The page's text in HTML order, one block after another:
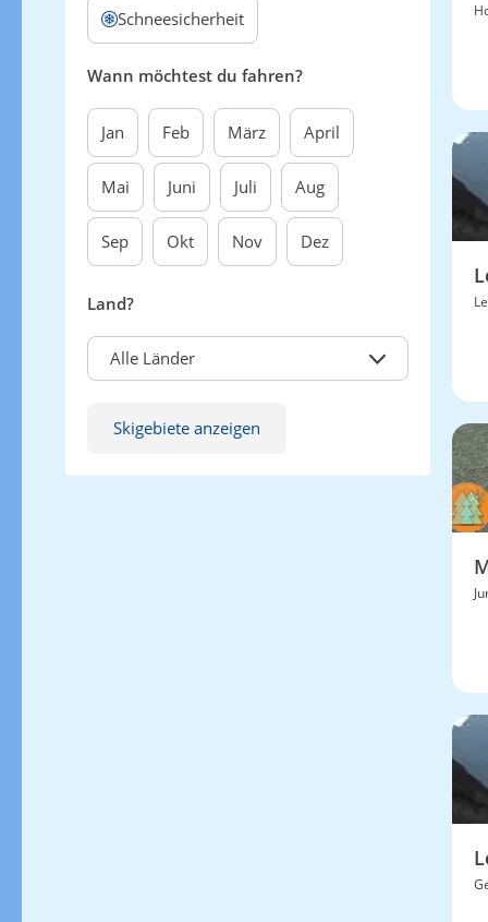
Schneesicherheit
Wann möchtest du fahren?
Jan Feb März April
Mai Juni Juli Aug
Sep Okt Nov Dez
Land?
Alle Länder
Skigebiete anzeigen